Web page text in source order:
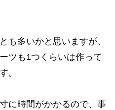
も多いかと思いますが、
ツも1つくらいは作って
。
に時間がかかるので、事